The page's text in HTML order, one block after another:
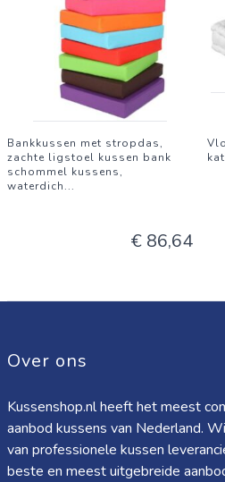
Bankkussen met stropdas,
zachte ligstoel kussen bank
schommel kussens,
waterdich...
€ 86,64
Over ons
Kussenshop.nl heeft het meest
aanbod kussens van Nederland.
van professionele kussen
beste en meest uitgebreide